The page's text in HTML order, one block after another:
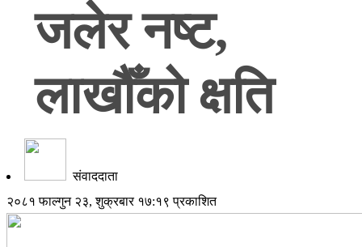
जलेर नष्ट,
लाखौँको क्षति
संवाददाता
२०८१ फाल्गुन २३, शुक्रबार १७:१९ प्रकाशित